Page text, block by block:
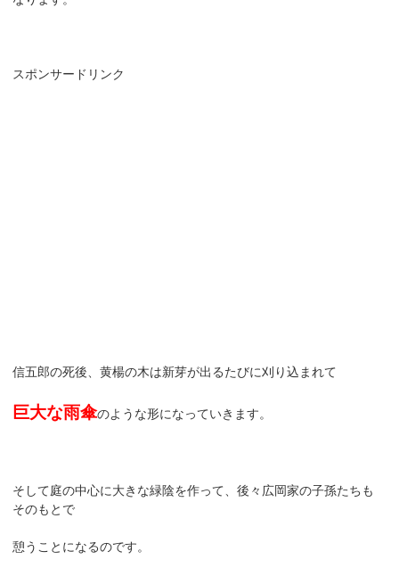
スポンサードリンク
信五郎の死後、黄楊の木は新芽が出るたびに刈り込まれて
巨大な雨傘のような形になっていきます。
そして庭の中心に大きな緑陰を作って、後々広岡家の子孫たちも
そのもとで
憩うことになるのです。